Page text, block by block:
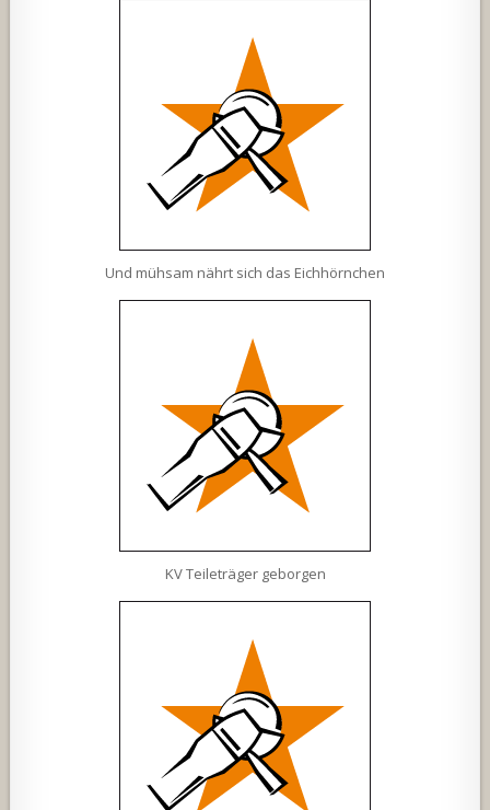
Und mühsam nährt sich das Eichhörnchen
KV Teileträger geborgen